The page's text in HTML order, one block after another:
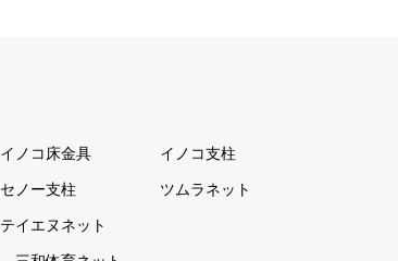
イノコ床金具 イノコ支柱
セノー支柱 ツムラネット
テイエヌネット